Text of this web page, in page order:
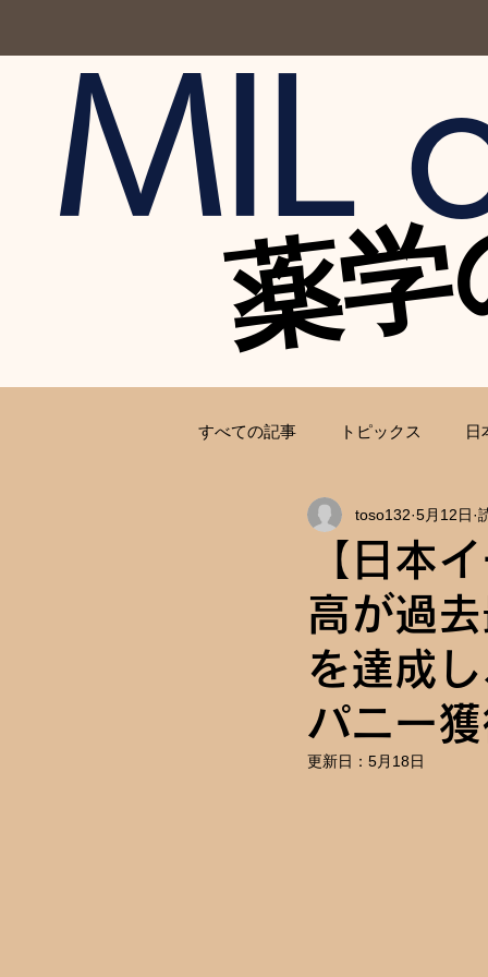
MIL
薬
薬
すべての記事 トピックス 日
インタビュー キャンパス情
【日本
高が過
を達成
パニー
toso132 5月12日
更新日： 5月18日